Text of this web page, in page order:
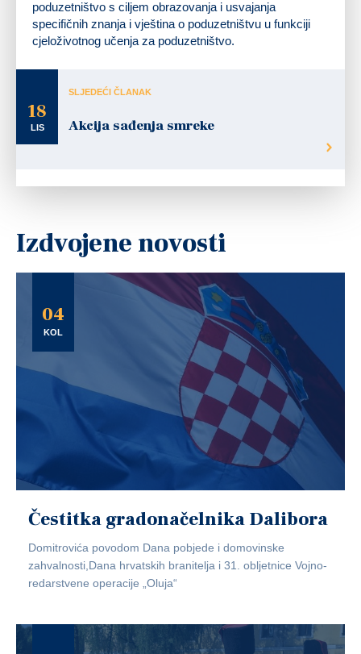
poduzetništvo s ciljem obrazovanja i usvajanja
specifičnih znanja i vještina o poduzetništvu u funkciji
cjeloživotnog učenja za poduzetništvo.
18
LIS
SLJEDEĆI ČLANAK
Akcija sađenja smreke
Izdvojene novosti
04
KOL
Čestitka gradonačelnika Dalibora
Domitrovića povodom Dana pobjede i domovinske
zahvalnosti,Dana hrvatskih branitelja i 31. obljetnice Vojno-
redarstvene operacije „Oluja“